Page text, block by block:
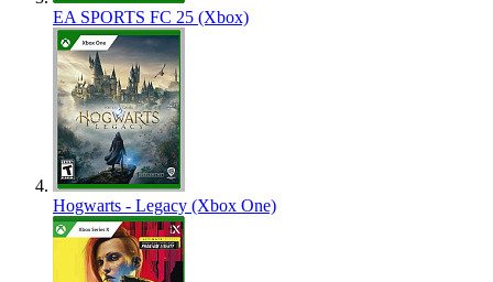
EA SPORTS FC 25 (Xbox)
Hogwarts - Legacy (Xbox One)